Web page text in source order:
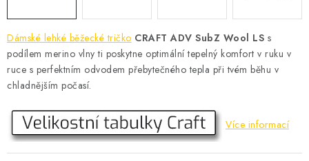
MEGA SLEVY
NOVINKY
NOVINKY INOV-8
Dámské lehké běžecké tričko CRAFT ADV SubZ Wool LS s
podílem merino vlny ti poskytne optimální tepelný komfort v ruku v
ruce s perfektním odvodem přebytečného tepla při tvém běhu v
chladnějším počasí.
Více informací